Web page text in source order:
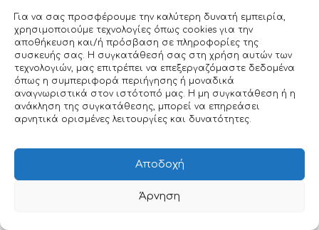
Για να σας προσφέρουμε την καλύτερη δυνατή εμπειρία,
χρησιμοποιούμε τεχνολογίες όπως cookies για την
αποθήκευση και/ή πρόσβαση σε πληροφορίες της
συσκευής σας. Η συγκατάθεσή σας στη χρήση αυτών των
τεχνολογιών, μας επιτρέπει να επεξεργαζόμαστε δεδομένα
όπως η συμπεριφορά περιήγησης ή μοναδικά
αναγνωριστικά στον ιστότοπό μας. Η μη συγκατάθεση ή η
ανάκληση της συγκατάθεσης, μπορεί να επηρεάσει
αρνητικά ορισμένες λειτουργίες και δυνατότητες.
Αποδοχή
Άρνηση
G_82M